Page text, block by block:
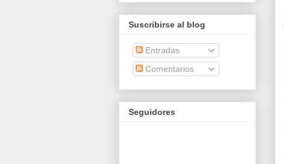
Suscribirse al blog
Entradas
Comentarios
Seguidores